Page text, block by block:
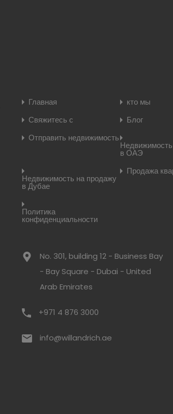
Главная
кто мы
Свяжитесь с
Блог
Отправить недвижимость
в ОАЭ
Недвижимость на продажу
в Дубае
Продажа
Политика
конфиденциальности
No. 301, building 12 - Business Bay
- Bay Square - Dubai - United
Arab Emirates
+971 4 876 3000
info@willandrich.ae